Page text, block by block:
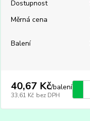
Dostupnost
Měrná cena
Balení
40,67 Kč/balení
33,61 Kč bez DPH